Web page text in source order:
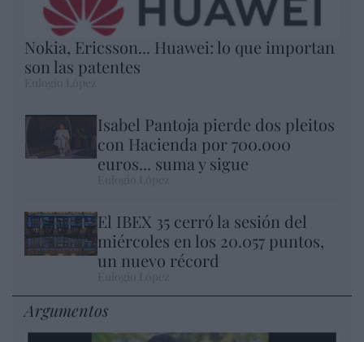
Nokia, Ericsson... Huawei: lo que importan
son las patentes
Isabel Pantoja pierde dos pleitos
con Hacienda por 700.000
euros... suma y sigue
El IBEX 35 cerró la sesión del
miércoles en los 20.057 puntos,
un nuevo récord
Argumentos